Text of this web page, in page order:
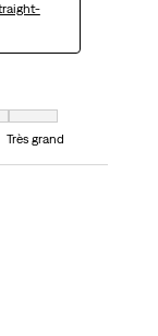
à Très grand
Très grand